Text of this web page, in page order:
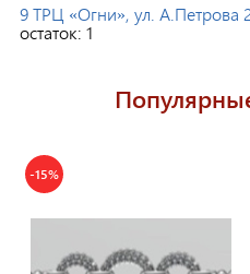
9 ТРЦ «Огни», ул. А.Петрова
остаток: 1
-15%